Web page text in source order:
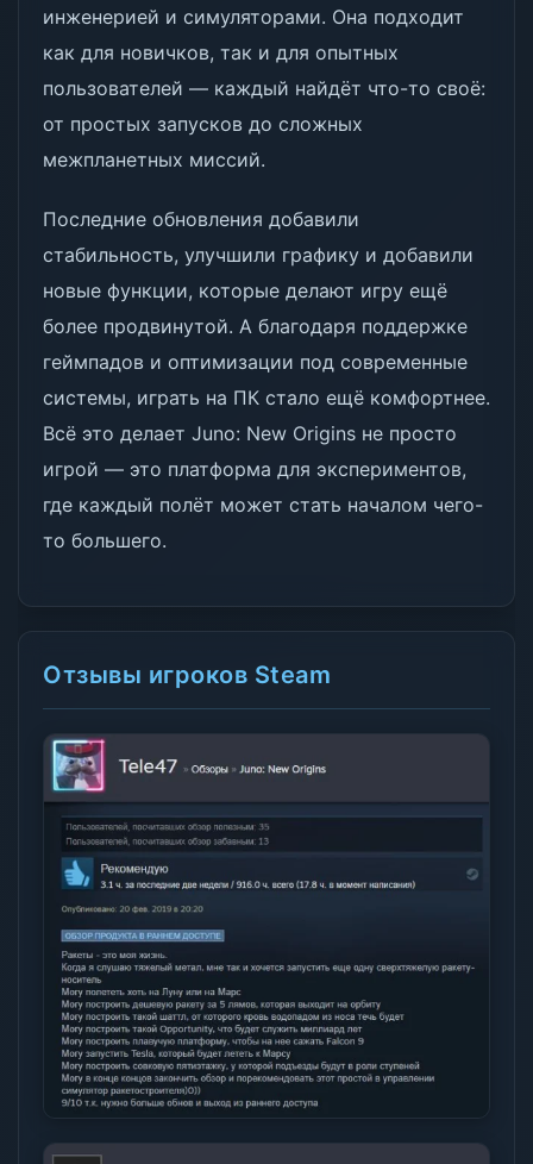
инженерией и симуляторами. Она подходит
как для новичков, так и для опытных
пользователей — каждый найдёт что-то своё:
от простых запусков до сложных
межпланетных миссий.
Последние обновления добавили
стабильность, улучшили графику и добавили
новые функции, которые делают игру ещё
более продвинутой. А благодаря поддержке
геймпадов и оптимизации под современные
системы, играть на ПК стало ещё комфортнее.
Всё это делает Juno: New Origins не просто
игрой — это платформа для экспериментов,
где каждый полёт может стать началом чего-
то большего.
Отзывы игроков Steam